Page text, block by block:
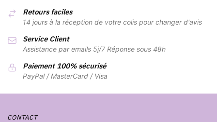
Retours faciles
14 jours à la réception de votre colis pour changer d'avis
Service Client
Assistance par emails 5j/7 Réponse sous 48h
Paiement 100% sécurisé
PayPal / MasterCard / Visa
CONTACT